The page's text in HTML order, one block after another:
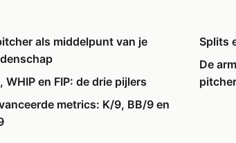
als middelpunt van je
WHIP en FIP: de drie pijlers
metrics: K/9, BB/9 en
Splits
De
pitcher